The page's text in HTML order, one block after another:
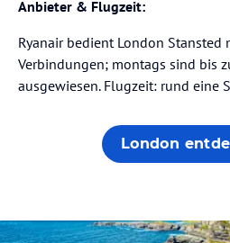
Anbieter & Flugzeit:
Ryanair bedient London
Verbindungen; montags sind bis
ausgewiesen. Flugzeit: rund eine
London